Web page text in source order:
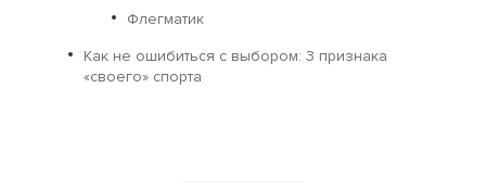
Флегматик
Как не ошибиться с выбором: 3 признака
«своего» спорта